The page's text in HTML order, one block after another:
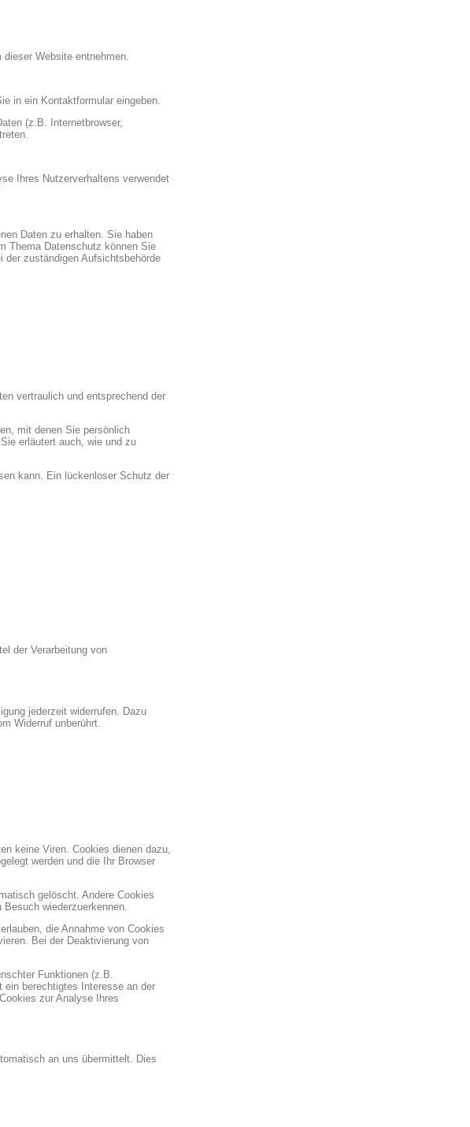
Website entnehmen.
in ein Kontaktformular eingeben.
(z.B. Internetbrowser,
Ihres Nutzerverhaltens verwendet
Daten zu erhalten. Sie haben
Thema Datenschutz können Sie
der zuständigen Aufsichtsbehörde
vertraulich und entsprechend der
mit denen Sie persönlich
erläutert auch, wie und zu
kann. Ein lückenloser Schutz der
der Verarbeitung von
jederzeit widerrufen. Dazu
Widerruf unberührt.
keine Viren. Cookies dienen dazu,
werden und die Ihr Browser
gelöscht. Andere Cookies
wiederzuerkennen.
die Annahme von Cookies
Bei der Deaktivierung von
Funktionen (z.B.
ein berechtigtes Interesse an der
zur Analyse Ihres
an uns übermittelt. Dies